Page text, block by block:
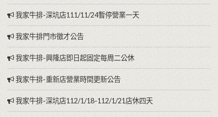
我家牛排-深坑店111/11/24暫停營業一天
我家牛排門市徵才公告
我家牛排-興隆店即日起固定每周二公休
我家牛排-重新店營業時間更新公告
我家牛排-深坑店112/1/18-112/1/21店休四天